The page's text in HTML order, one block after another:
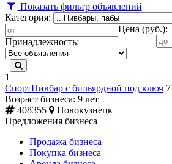
Показать фильтр объявлений
Категория:
Цена (руб.):
Принадлежность:
1
СпортПивбар с бильярдной под ключ
Возраст бизнеса: 9 лет
408355
Новокузнецк
Предложения бизнеса
Продажа бизнеса
Покупка бизнеса